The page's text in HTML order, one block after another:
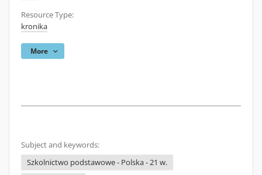
Resource Type:
kronika
More
Subject and keywords:
Szkolnictwo podstawowe - Polska - 21 w.